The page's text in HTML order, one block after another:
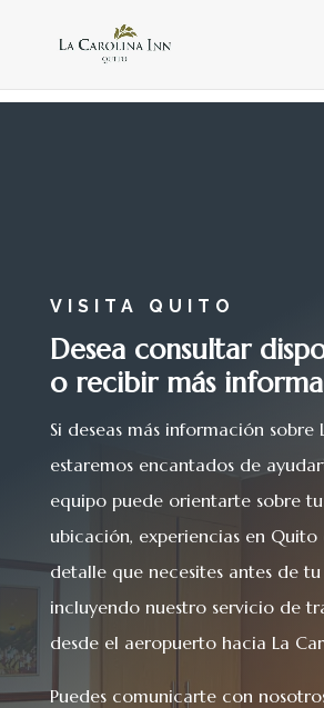
VISITA QUITO
Desea consultar
o recibir más
Si deseas más información sobre
estaremos encantados de
equipo puede orientarte sobre
ubicación, experiencias en
detalle que necesites antes de tu
incluyendo nuestro servicio de
desde el aeropuerto hacia La
Puedes comunicarte con